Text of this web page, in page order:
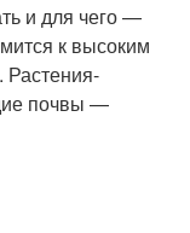
и для чего —
к высоким
почвы —